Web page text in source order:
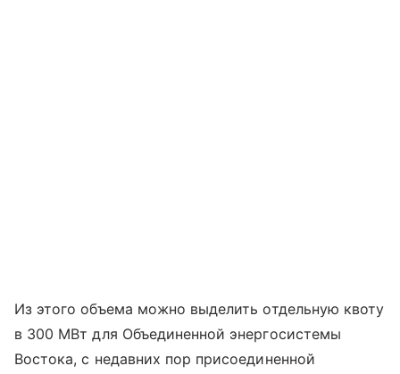
Из этого объема можно выделить отдельную квоту
в 300 МВт для Объединенной энергосистемы
Востока, с недавних пор присоединенной